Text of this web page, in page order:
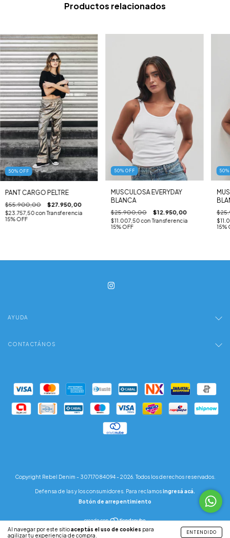
Al navegar por este sitioaceptás el uso de cookies para
agilizar tu experiencia de compra.
ENTENDIDO
Productos relacionados
50% OFF
PANT CARGO PELTRE
$55.900,00 $27.950,00
$23.757,50con Transferencia
15% OFF
50% OFF
MUSCULOSA EVERYDAY
BLANCA
$25.900,00 $12.950,00
$11.007,50con Transferencia
15% OFF
50
15%
AYUDA
CONTACTÁNOS
Copyright Rebel Denim - 30717084094 - 2026. Todos los derechos reservados.
Defensa de las y los consumidores. Para reclamosingresá acá.
Botón de arrepentimiento